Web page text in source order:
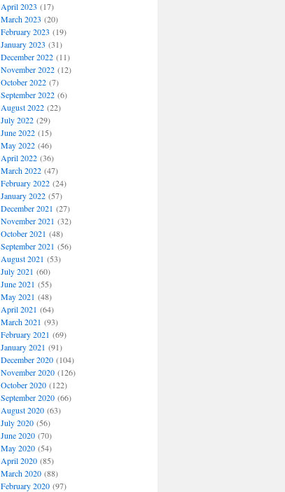
April 2023 (17)
March 2023 (20)
February 2023 (19)
January 2023 (31)
December 2022(11)
November 2022(12)
October 2022(7)
September 2022(6)
August 2022(22)
July 2022(29)
June 2022(15)
May 2022(46)
April 2022(36)
March 2022(47)
February 2022(24)
January 2022(57)
December 2021 (27)
November 2021 (32)
October 2021 (48)
September 2021 (56)
August 2021 (53)
July 2021 (60)
June 2021 (55)
May 2021 (48)
April 2021 (64)
March 2021 (93)
February 2021 (69)
January 2021 (91)
December 2020(104)
November 2020(126)
October 2020(122)
September 2020(66)
August 2020(63)
July 2020(56)
June 2020(70)
May 2020(54)
April 2020(85)
March 2020(88)
February 2020(97)